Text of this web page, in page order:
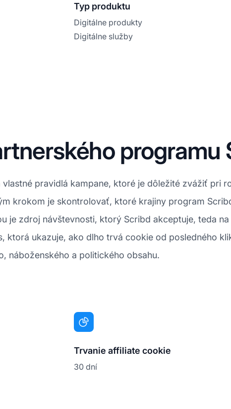
Typ produktu
Digitálne produkty
Digitálne služby
programu
pravidlá kampane, ktoré je dôležité zvážiť pri
krokom je skontrolovať, ktoré krajiny program
je zdroj návštevnosti, ktorý Scribd akceptuje, teda
ktorá ukazuje, ako dlho trvá cookie od posledného
náboženského a politického obsahu.
Trvanie affiliate cookie
30 dní